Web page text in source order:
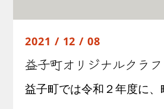
2021 / 12 / 08